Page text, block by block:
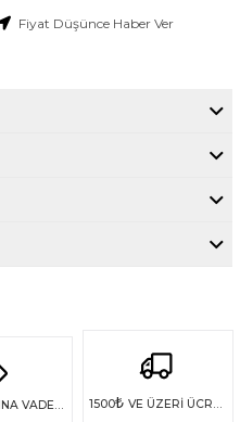
Fiyat Düşünce Haber Ver
1500₺ VE ÜZERİ ÜCRETSİZ KARGO